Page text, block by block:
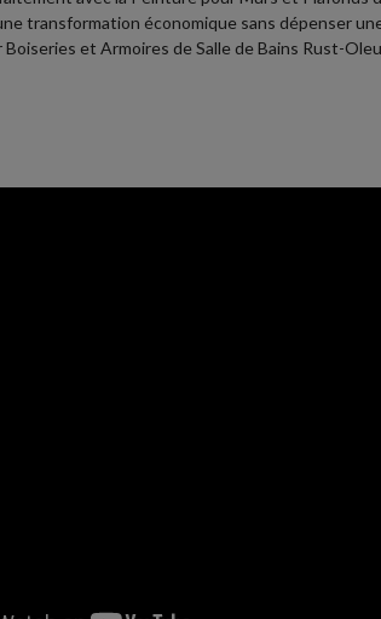
transformation économique sans dépenser
Boiseries et Armoires de Salle de Bains Rust-